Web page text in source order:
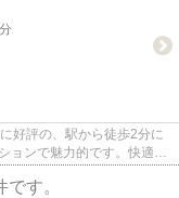
好評の、駅から徒歩2分に
ョンで魅力的です。快適な
す。